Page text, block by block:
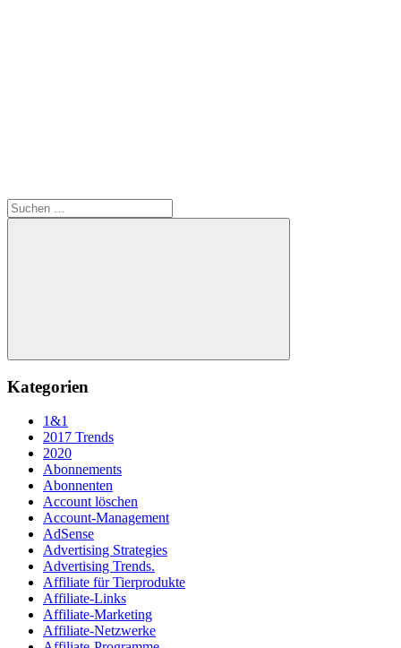
Suchen
nach:
Suchen
Kategorien
1&1
2017 Trends
2020
Abonnements
Abonnenten
Account löschen
Account-Management
AdSense
Advertising Strategies
Advertising Trends.
Affiliate für Tierprodukte
Affiliate-Links
Affiliate-Marketing
Affiliate-Netzwerke